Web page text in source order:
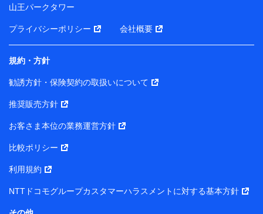
管理」の設定状態にかかわらず、共同利用する場合があ
※ dポイントクラブ会員ではないお客さま（2019年12
月11日以降、一度もdポイントクラブ会員であったこと
がないお客さまに限る）に関する、2019年12月10日以
に限って共同利用します。
との間で、以下のとおり個人データを共同利用しま
【共同して利用される利用データの項目】
プがサービス提供等を通じて取得した、以下の情報など
山王パークタワー
プライバシーポリシー 会社概要
規約・方針
勧誘方針・保険契約の取扱いについて
推奨販売方針
お客さま本位の業務運営方針
比較ポリシー
利用規約
NTTドコモグループカスタマーハラスメントに対する基本方針